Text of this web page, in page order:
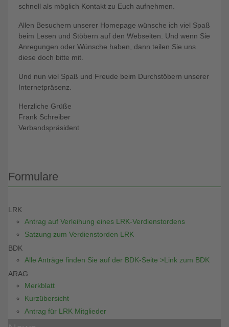
schnell als möglich Kontakt zu Euch aufnehmen.
Allen Besuchern unserer Homepage wünsche ich viel Spaß
beim Lesen und Stöbern auf den Webseiten. Und wenn Sie
Anregungen oder Wünsche haben, dann teilen Sie uns
diese doch bitte mit.
Und nun viel Spaß und Freude beim Durchstöbern unserer
Internetpräsenz.
Herzliche Grüße
Frank Schreiber
Verbandspräsident
Formulare
LRK
Antrag auf Verleihung eines LRK-Verdienstordens
Satzung zum Verdienstorden LRK
BDK
Alle Anträge finden Sie auf der BDK-Seite >Link zum BDK
ARAG
Merkblatt
Kurzübersicht
Antrag für LRK Mitglieder